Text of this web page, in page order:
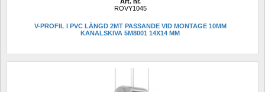
ROVY1045
V-PROFIL I PVC LÄNGD 2MT PASSANDE VID MONTAGE 10MM
KANALSKIVA 5M8001 14X14 MM